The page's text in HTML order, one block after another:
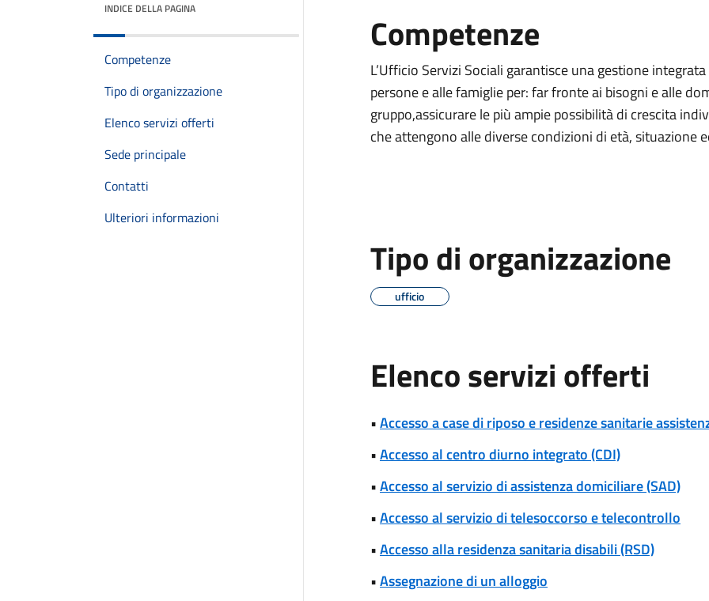
INDICE DELLA PAGINA
Competenze
Tipo di organizzazione
Elenco servizi offerti
Sede principale
Contatti
Ulteriori informazioni
Competenze
L’Ufficio Servizi Sociali garantisce una gestione
persone e alle famiglie per: far fronte ai bisogni e alle
gruppo,assicurare le più ampie possibilità di crescita
che attengono alle diverse condizioni di età, situazione
Tipo di organizzazione
ufficio
Elenco servizi offerti
•Accesso a case di riposo e residenze sanitarie
•Accesso al centro diurno integrato (CDI)
•Accesso al servizio di assistenza domiciliare (SAD)
•Accesso al servizio di telesoccorso e telecontrollo
•Accesso alla residenza sanitaria disabili (RSD)
•Assegnazione di un alloggio